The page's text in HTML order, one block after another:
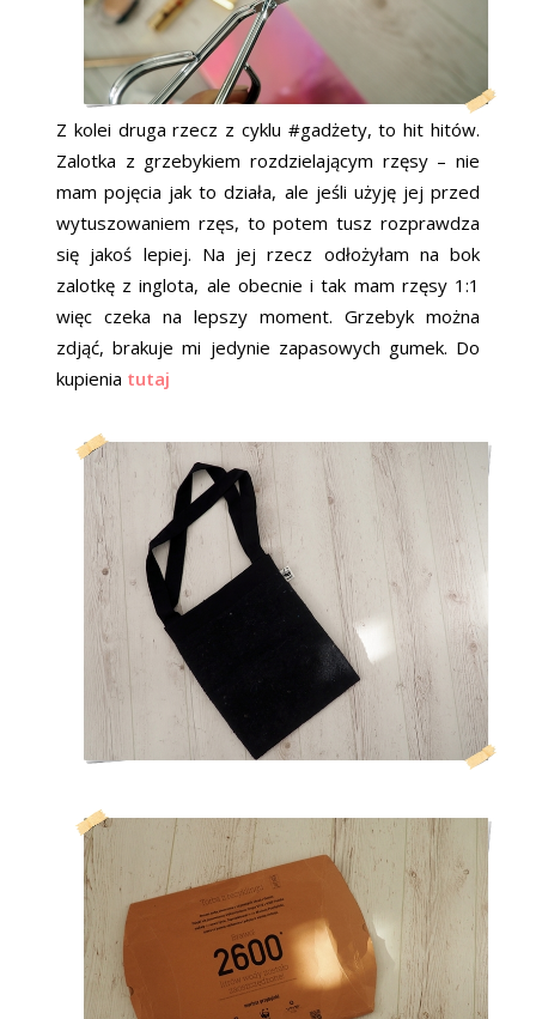
Z kolei druga rzecz z cyklu #gadżety, to hit hitów.
Zalotka z grzebykiem rozdzielającym rzęsy – nie
mam pojęcia jak to działa, ale jeśli użyję jej przed
wytuszowaniem rzęs, to potem tusz rozprawdza
się jakoś lepiej. Na jej rzecz odłożyłam na bok
zalotkę z inglota, ale obecnie i tak mam rzęsy 1:1
więc czeka na lepszy moment. Grzebyk można
zdjąć, brakuje mi jedynie zapasowych gumek. Do
kupienia tutaj